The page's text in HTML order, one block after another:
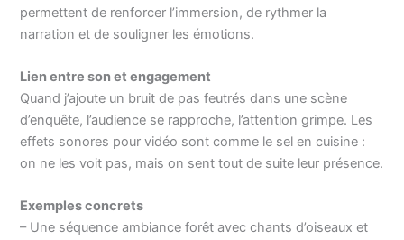
permettent de renforcer l’immersion, de rythmer la
narration et de souligner les émotions.
Lien entre son et engagement
Quand j’ajoute un bruit de pas feutrés dans une scène
d’enquête, l’audience se rapproche, l’attention grimpe. Les
effets sonores pour vidéo sont comme le sel en cuisine :
on ne les voit pas, mais on sent tout de suite leur présence.
Exemples concrets
– Une séquence ambiance forêt avec chants d’oiseaux et